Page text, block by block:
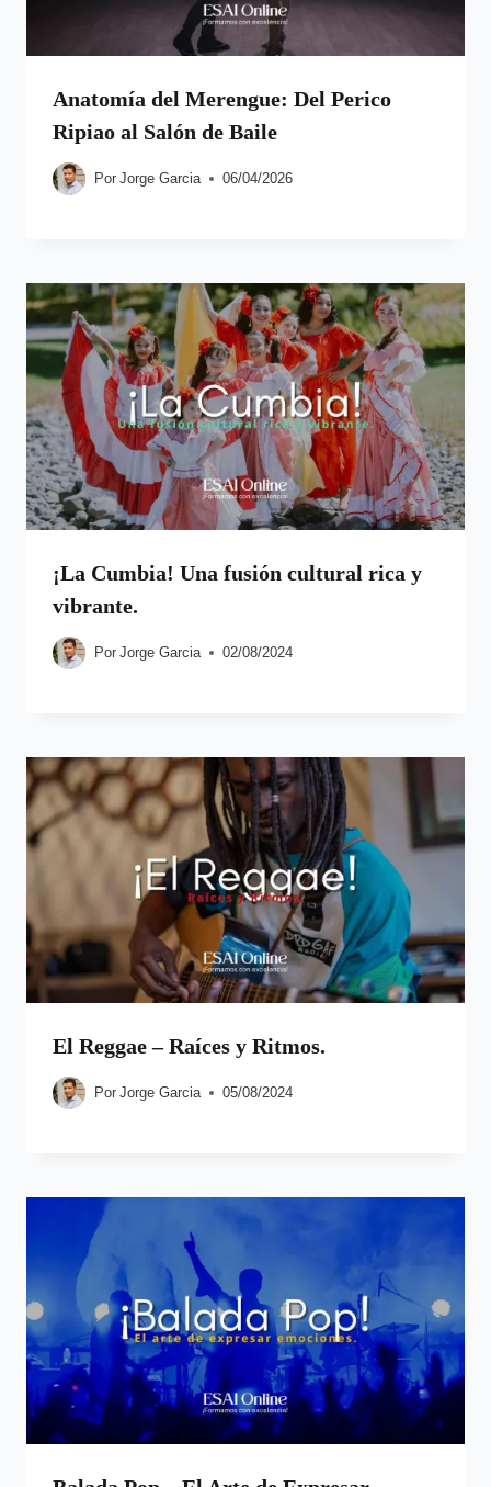
Anatomía del Merengue: Del Perico
Ripiao al Salón de Baile
Por Jorge Garcia 06/04/2026
¡La Cumbia! Una fusión cultural rica y
vibrante.
Por Jorge Garcia 02/08/2024
El Reggae – Raíces y Ritmos.
Por Jorge Garcia 05/08/2024